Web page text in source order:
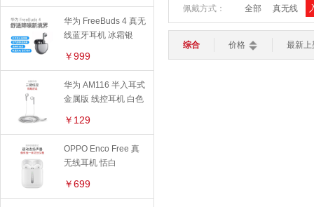
路由器
键盘 鼠标
智能家居
加湿器
灯光设备
智能穿戴
>
智能手表
OPPO保护壳
手机贴膜
充电器
数据线
线下配件
华为 FreeBuds 4 真无
线蓝牙耳机 冰霜银
￥999
华为 AM116 半入耳式
金属版 线控耳机 白色
￥129
OPPO Enco Free 真
无线耳机 恬白
￥699
佩戴方式： 全部 真无线
综合 价格 最新上